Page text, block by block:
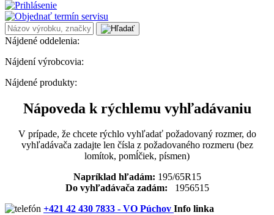
Nájdené oddelenia:
Nájdení výrobcovia:
Nájdené produkty:
Nápoveda k rýchlemu vyhľadávaniu
V prípade, že chcete rýchlo vyhľadať požadovaný rozmer, do
vyhľadávača zadajte len čísla z požadovaného rozmeru (bez
lomítok, pomĺčiek, písmen)
Napríklad hľadám: 195/65R15
Do vyhľadávača zadám: 1956515
+421 42 430 7833 - VO Púchov Info linka